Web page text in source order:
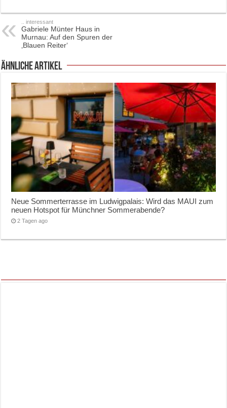
.. interessant
Gabriele Münter Haus in
Murnau: Auf den Spuren der
‚Blauen Reiter‘
ähnliche Artikel
Neue Sommerterrasse im Ludwigpalais: Wird das MAUI zum
neuen Hotspot für Münchner Sommerabende?
2 Tagen ago